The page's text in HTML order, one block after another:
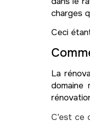
charges
Ceci
La
domaine
C’est ce